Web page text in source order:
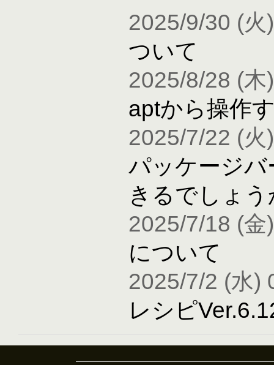
2025/9/30 (火
ついて
2025/8/28 (木
aptから操作
2025/7/22 (火
パッケージ
きるでしょう
2025/7/18 (金
について
2025/7/2 (水)
レシピ